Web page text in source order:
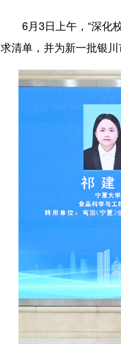
6月3日上午，“深化校
求清单，并为新一批银川